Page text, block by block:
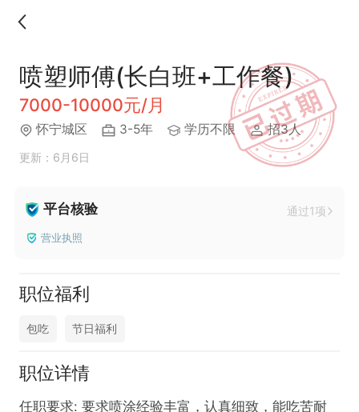
喷塑师傅(长白班+工作餐)
7000-10000元/月
怀宁城区 3-5年 学历不限 招3人
更新：6月6日
平台核验 通过1项
营业执照
职位福利
包吃 节日福利
职位详情
任职要求: 要求喷涂经验丰富，认真细致，能吃苦耐